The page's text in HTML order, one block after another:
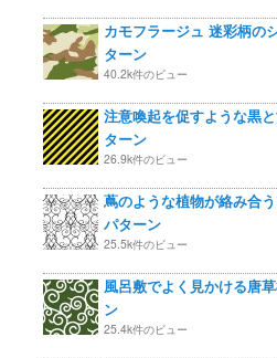
カモフラージュ 迷彩柄の
ターン
40.2k件のビュー
注意喚起を促すような黒
ターン
26.9k件のビュー
蔦のような植物が絡み合
パターン
25.5k件のビュー
風呂敷でよく見かける唐
ン
25.4k件のビュー